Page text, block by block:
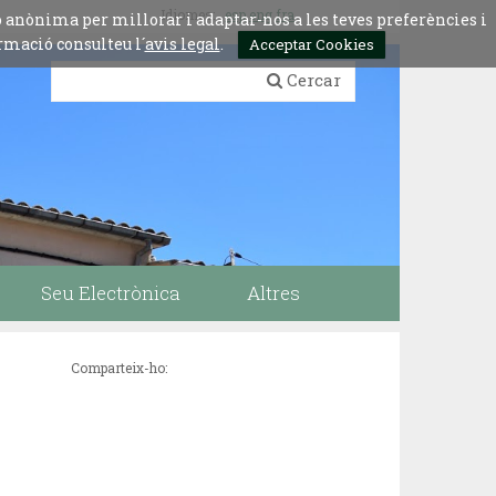
per millorar i adaptar-nos a les teves preferències i
consulteu l´avis legal. Acceptar Cookies
Idiomes:esp engfra
Cercar
Seu Electrònica Altres
Comparteix-ho: